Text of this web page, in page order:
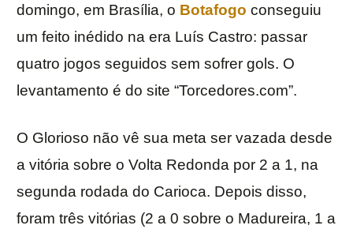
domingo, em Brasília, o Botafogo conseguiu
um feito inédido na era Luís Castro: passar
quatro jogos seguidos sem sofrer gols. O
levantamento é do site “Torcedores.com”.
O Glorioso não vê sua meta ser vazada desde
a vitória sobre o Volta Redonda por 2 a 1, na
segunda rodada do Carioca. Depois disso,
foram três vitórias (2 a 0 sobre o Madureira, 1 a